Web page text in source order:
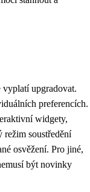
vyplatí upgradovat.
preferencích.
widgety,
režim soustředění
osvěžení. Pro jiné,
být novinky